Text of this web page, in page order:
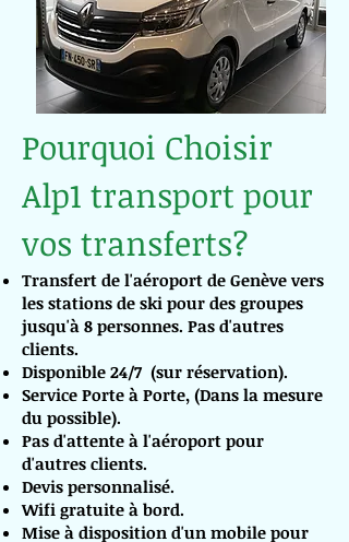
Pourquoi Choisir
Alp1 transport pour
vos transferts?
Transfert de l'aéroport de Genève vers
les stations de ski pour des groupes
jusqu'à 8 personnes. Pas d'autres
clients.
Disponible 24/7 (sur réservation).
Service Porte à Porte, (Dans la mesure
du possible).
Pas d'attente à l'aéroport pour
d'autres clients.
Devis personnalisé.
Wifi gratuite à bord.
Mise à disposition d'un mobile pour